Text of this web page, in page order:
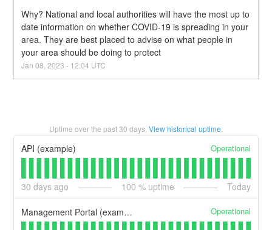
Why? National and local authorities will have the most up to
date information on whether COVID-19 is spreading in your
area. They are best placed to advise on what people in
your area should be doing to protect
Jan08 ,2023 - 12:04 UTC
Uptime over the past30 days. View historical uptime.
API (example) Operational
30 days ago 100 % uptime Today
Management Portal (example) Operational